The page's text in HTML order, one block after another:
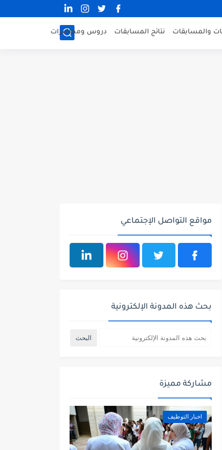
والمسابقات نتائج المسابقات دروس ومحاضرات
مواقع التواصل الإجتماعي
بحث هذه المدونة الإلكترونية
مشاركة مميزة
اخبار التوظيف